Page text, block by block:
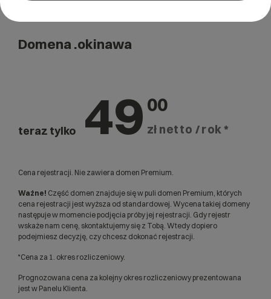
Domena .okinawa
teraz tylko 49 00
zł netto / rok *
Cena rejestracji. Nie zawiera domen Premium.
Ważne! Część domen znajduje się w puli domen Premium, których
cena rejestracji jest wyższa od standardowej. Wycena takiej domeny
następuje w momencie podjęcia próby jej rejestracji. Gdy rejestr
wskaże nam cenę, skontaktujemy się z Tobą. Wtedy dopiero
podejmiesz decyzję, czy chcesz dokonać rejestracji.
*Cena za 1. okres rozliczeniowy.
Prognozowana cena za kolejny okres rozliczeniowy prezentowana
jest w Panelu Klienta.